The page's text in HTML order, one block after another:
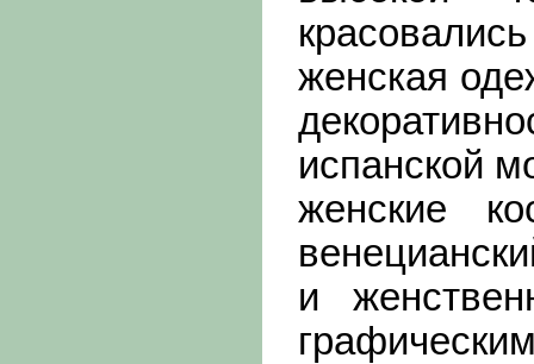
женская
испанской
женские
и